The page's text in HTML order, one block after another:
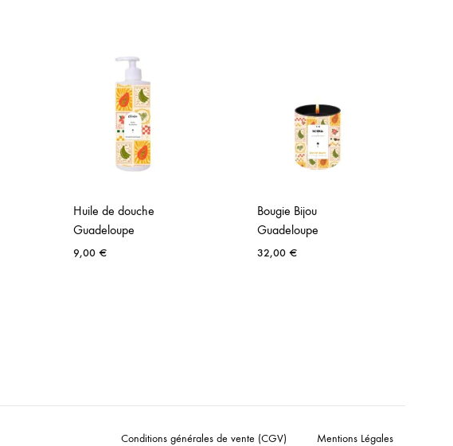
Huile de douche
Guadeloupe
9,00 €
Bougie Bijou
Guadeloupe
32,00 €
Conditions générales de vente (CGV) Mentions Légales